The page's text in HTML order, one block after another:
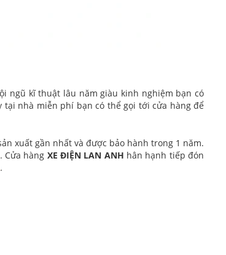
ngũ kĩ thuật lâu năm giàu kinh nghiệm bạn có
nhà miễn phí bạn có thể gọi tới cửa hàng để
xuất gần nhất và được bảo hành trong 1 năm.
Cửa hàng XE ĐIỆN LAN ANH hân hạnh tiếp đón
.